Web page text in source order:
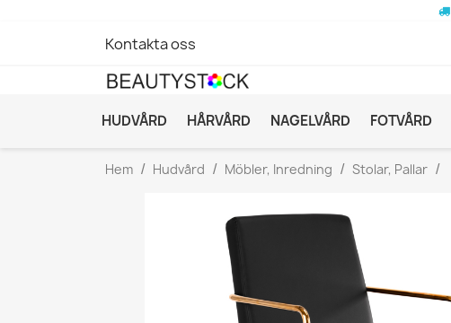
Kontakta oss
HUDVÅRD HÅRVÅRD NAGELVÅRD FOTVÅRD
Hem Hudvård Möbler, Inredning Stolar, Pallar